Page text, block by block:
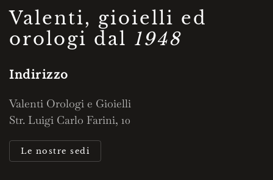
Valenti, gioielli ed
orologi dal 1948
Indirizzo
Valenti Orologi e Gioielli
Str. Luigi Carlo Farini, 10
Le nostre sedi